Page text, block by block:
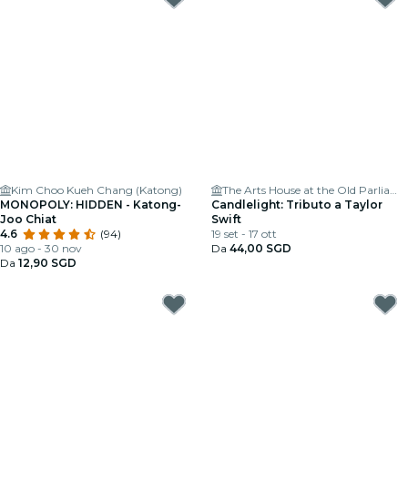
Kim Choo Kueh Chang (Katong)
MONOPOLY: HIDDEN - Katong-
Joo Chiat
4.6
(94)
10 ago - 30 nov
Da 12,90 SGD
The Arts House at the Old Parliament
Candlelight: Tributo a Taylor
Swift
19 set - 17 ott
Da 44,00 SGD